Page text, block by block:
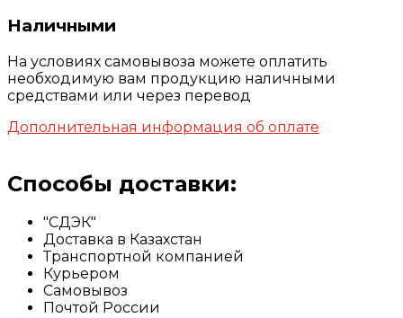
Наличными
На условиях самовывоза можете оплатить
необходимую вам продукцию наличными
средствами или через перевод
Дополнительная информация об оплате
Способы доставки:
"СДЭК"
Доставка в Казахстан
Транспортной компанией
Курьером
Самовывоз
Почтой России